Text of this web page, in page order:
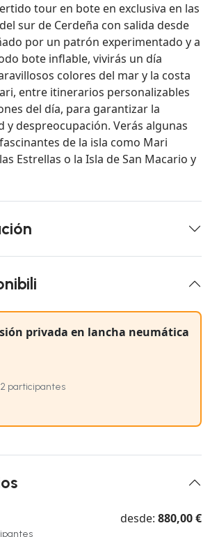
tour en bote en exclusiva en las
sur de Cerdeña con salida desde
por un patrón experimentado y a
bote inflable, vivirás un día
colores del mar y la costa
entre itinerarios personalizables
del día, para garantizar la
y despreocupación. Verás algunas
de la isla como Mari
Estrellas o la Isla de San Macario y
privada en lancha neumática
participantes
desde: 880,00 €